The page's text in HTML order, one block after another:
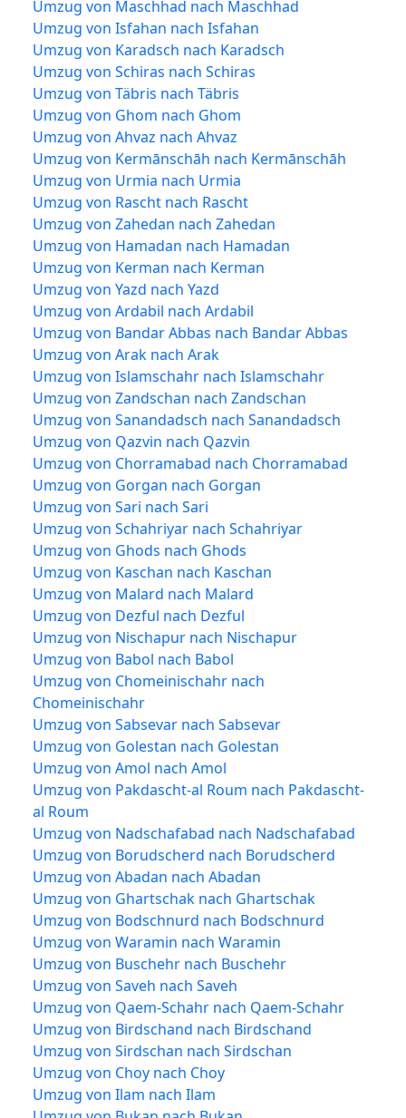
Umzug von Maschhad nach Maschhad
Umzug von Isfahan nach Isfahan
Umzug von Karadsch nach Karadsch
Umzug von Schiras nach Schiras
Umzug von Täbris nach Täbris
Umzug von Ghom nach Ghom
Umzug von Ahvaz nach Ahvaz
Umzug von Kermānschāh nach Kermānschāh
Umzug von Urmia nach Urmia
Umzug von Rascht nach Rascht
Umzug von Zahedan nach Zahedan
Umzug von Hamadan nach Hamadan
Umzug von Kerman nach Kerman
Umzug von Yazd nach Yazd
Umzug von Ardabil nach Ardabil
Umzug von Bandar Abbas nach Bandar Abbas
Umzug von Arak nach Arak
Umzug von Islamschahr nach Islamschahr
Umzug von Zandschan nach Zandschan
Umzug von Sanandadsch nach Sanandadsch
Umzug von Qazvin nach Qazvin
Umzug von Chorramabad nach Chorramabad
Umzug von Gorgan nach Gorgan
Umzug von Sari nach Sari
Umzug von Schahriyar nach Schahriyar
Umzug von Ghods nach Ghods
Umzug von Kaschan nach Kaschan
Umzug von Malard nach Malard
Umzug von Dezful nach Dezful
Umzug von Nischapur nach Nischapur
Umzug von Babol nach Babol
Umzug von Chomeinischahr nach
Chomeinischahr
Umzug von Sabsevar nach Sabsevar
Umzug von Golestan nach Golestan
Umzug von Amol nach Amol
Umzug von Pakdascht-al Roum nach Pakdascht-
al Roum
Umzug von Nadschafabad nach Nadschafabad
Umzug von Borudscherd nach Borudscherd
Umzug von Abadan nach Abadan
Umzug von Ghartschak nach Ghartschak
Umzug von Bodschnurd nach Bodschnurd
Umzug von Waramin nach Waramin
Umzug von Buschehr nach Buschehr
Umzug von Saveh nach Saveh
Umzug von Qaem-Schahr nach Qaem-Schahr
Umzug von Birdschand nach Birdschand
Umzug von Sirdschan nach Sirdschan
Umzug von Choy nach Choy
Umzug von Ilam nach Ilam